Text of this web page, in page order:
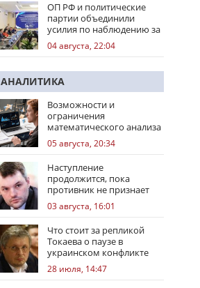
ОП РФ и политические
партии объединили
усилия по наблюдению за
выборами
04 августа, 22:04
АНАЛИТИКА
Возможности и
ограничения
математического анализа
избирательных кампаний
05 августа, 20:34
Наступление
продолжится, пока
противник не признает
стратегическое
поражение
03 августа, 16:01
Что стоит за репликой
Токаева о паузе в
украинском конфликте
28 июля, 14:47